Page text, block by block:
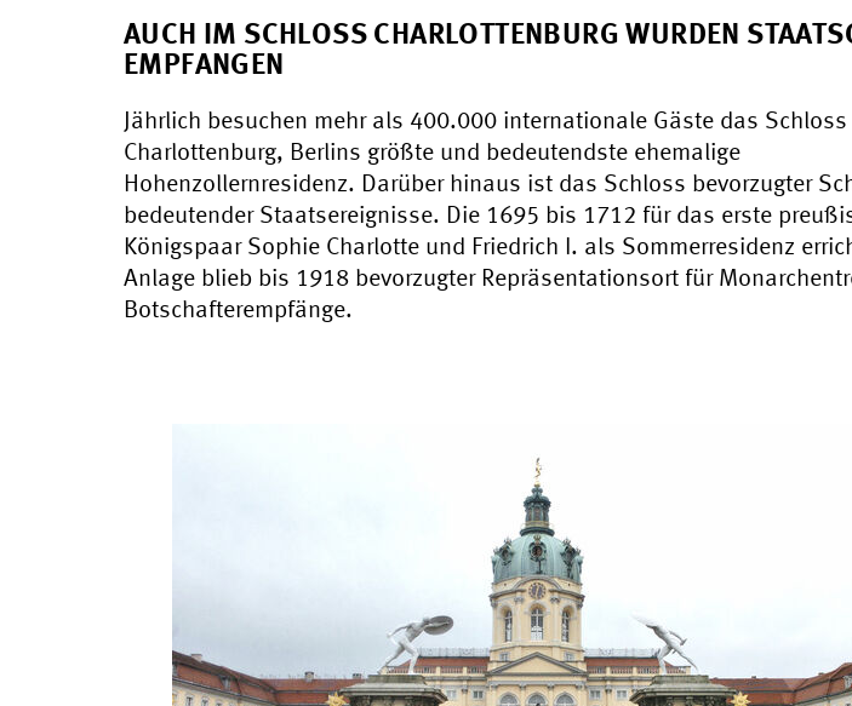
AUCH IM SCHLOSS CHARLOTTENBURG WURDEN
EMPFANGEN
Jährlich besuchen mehr als 400.000 internationale Gäste das Schloss
Charlottenburg, Berlins größte und bedeutendste ehemalige
Hohenzollernresidenz. Darüber hinaus ist das Schloss bevorzugter
bedeutender Staatsereignisse. Die 1695 bis 1712 für das erste
Königspaar Sophie Charlotte und Friedrich I. als Sommerresidenz
Anlage blieb bis 1918 bevorzugter Repräsentationsort für
Botschafterempfänge.